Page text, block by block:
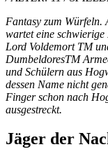
Fantasy zum
wartet eine schwierige
Lord Voldemort TM
DumbeldoresTM
und Schülern aus
dessen Name nicht
Finger schon nach
ausgestreckt.
Jäger der